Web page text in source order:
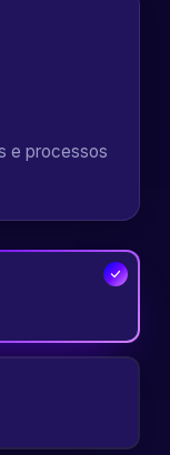
e processos